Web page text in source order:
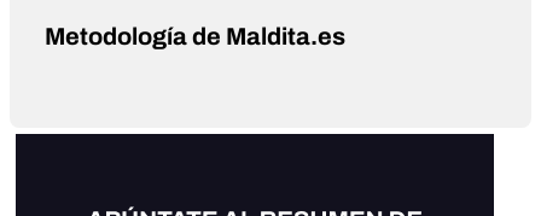
Metodología de Maldita.es